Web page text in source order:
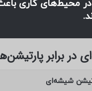
محیط‌های کاری
در برابر
شیشه‌ای